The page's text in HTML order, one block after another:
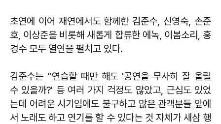
초연에 이어 재연에서도 함께한 김준수, 신영숙, 손준
호, 이상준을 비롯해 새롭게 합류한 에녹, 이봄소리, 홍
경수 모두 열연을 펼치고 있다.
김준수는 “연습할 때만 해도 '공연을 무사히 잘 올릴
수 있을까?' 등 여러 가지 걱정도 많았고, 근심도 있었
는데 어려운 시기임에도 불구하고 많은 관객분들 앞에
서 노래도 하고 연기를 할 수 있다는 것 자체가 새삼 행